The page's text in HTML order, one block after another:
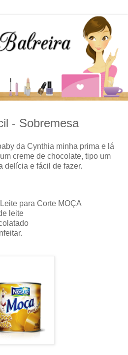
- Sobremesa
da Cynthia minha prima e lá
creme de chocolate, tipo um
delícia e fácil de fazer.
para Corte MOÇA
leite